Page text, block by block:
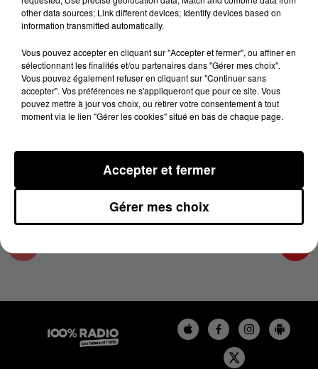
100%
100% Radio l'agenda de l'Hérault
11 décembre 2023 - 1 min 14 sec
L'AGENDA DE L'HÉRAULT DU 11/12/2023 À
07H51
L'AGENDA DE L'HERAULT
other data sources; Link different devices; Identify devices based on
information transmitted automatically.
Vous pouvez accepter en cliquant sur "Accepter et fermer", ou affiner en
sélectionnant les finalités et/ou partenaires dans "Gérer mes choix".
Vous pouvez également refuser en cliquant sur "Continuer sans
accepter". Vos préférences ne s'appliqueront que pour ce site. Vous
pouvez mettre à jour vos choix, ou retirer votre consentement à tout
moment via le lien "Gérer les cookies" situé en bas de chaque page.
Gérer mes choix
Accepter et fermer